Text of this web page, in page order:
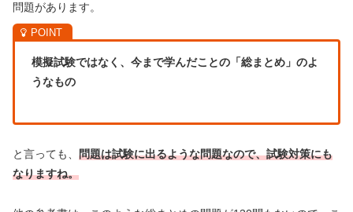
問題があります。
模擬試験ではなく、今まで学んだことの「総まとめ」のよ
うなもの
と言っても、 問題は試験に出るような問題なので、試験対策にも
なりますね。